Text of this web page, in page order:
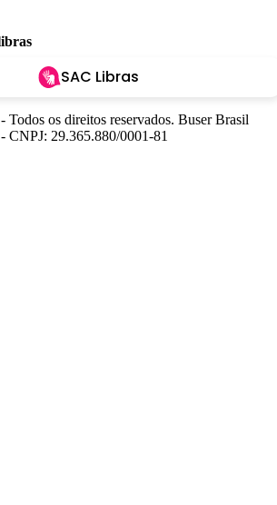
SAC Libras
os direitos reservados. Buser Brasil
CNPJ: 29.365.880/0001-81